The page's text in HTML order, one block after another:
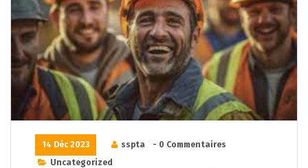
14 Déc 2023 sspta
- 0 Commentaires
Uncategorized